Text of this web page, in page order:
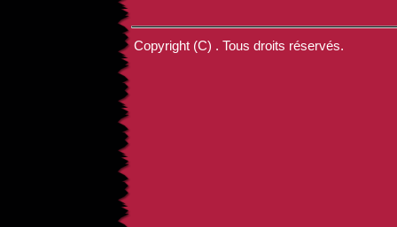
Copyright (C) . Tous droits réservés.